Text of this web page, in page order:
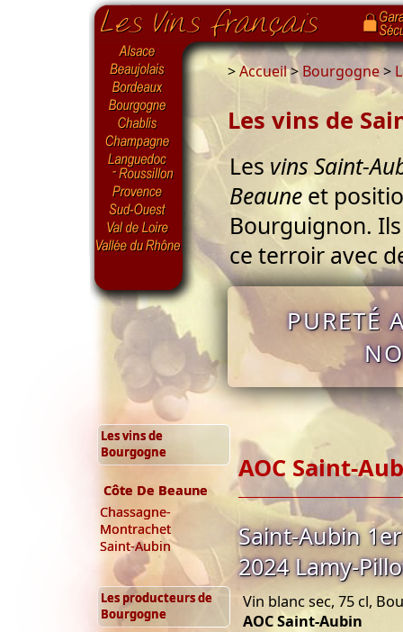
>Accueil>Bourgogne>
Les vins de
Les vins Saint-
Beaune et
Bourguignon.
ce terroir avec
PURETÉ
Les vins de
Bourgogne
Côte De Beaune
Chassagne-
Montrachet
Saint-Aubin
Les producteurs de
Bourgogne
AOC Saint-
Saint-Aubin
2024 Lamy-
Vin blanc sec, 75 cl,
AOC Saint-Aubin